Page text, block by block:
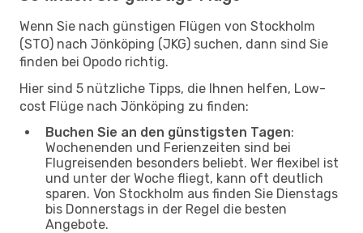
Wenn Sie nach günstigen Flügen von Stockholm
(STO) nach Jönköping (JKG) suchen, dann sind Sie
finden bei Opodo richtig.
Hier sind 5 nützliche Tipps, die Ihnen helfen, Low-
cost Flüge nach Jönköping zu finden:
Buchen Sie an den günstigsten Tagen:
Wochenenden und Ferienzeiten sind bei
Flugreisenden besonders beliebt. Wer flexibel ist
und unter der Woche fliegt, kann oft deutlich
sparen. Von Stockholm aus finden Sie Dienstags
bis Donnerstags in der Regel die besten
Angebote.